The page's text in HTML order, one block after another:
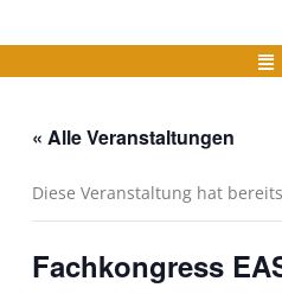
« Alle Veranstaltungen
Diese Veranstaltung hat
Fachkongress